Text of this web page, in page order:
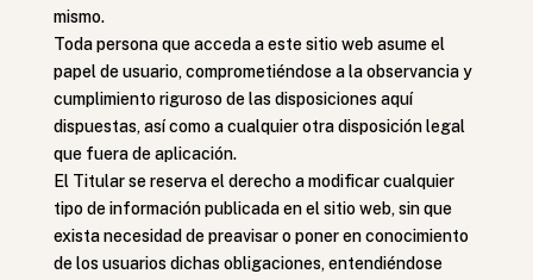
mismo.
Toda persona que acceda a este sitio web asume el
papel de usuario, comprometiéndose a la observancia y
cumplimiento riguroso de las disposiciones aquí
dispuestas, así como a cualquier otra disposición legal
que fuera de aplicación.
El Titular se reserva el derecho a modificar cualquier
tipo de información publicada en el sitio web, sin que
exista necesidad de preavisar o poner en conocimiento
de los usuarios dichas obligaciones, entendiéndose